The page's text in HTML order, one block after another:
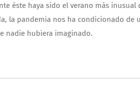
éste haya sido el verano más inusual
la pandemia nos ha condicionado de
nadie hubiera imaginado.